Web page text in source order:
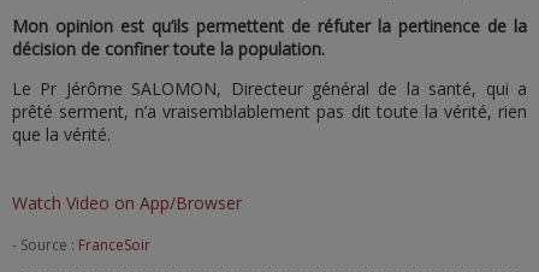
Mon opinion est qu’ils permettent de réfuter la pertinence de la
décision de confiner toute la population.
Le Pr Jérôme SALOMON, Directeur général de la santé, qui a
prêté serment, n’a vraisemblablement pas dit toute la vérité, rien
que la vérité.
Watch Video on App/Browser
- Source : FranceSoir